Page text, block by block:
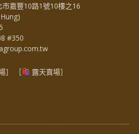
嘉豐10路1號10樓之16
#350
］ ［ 露天賣場］